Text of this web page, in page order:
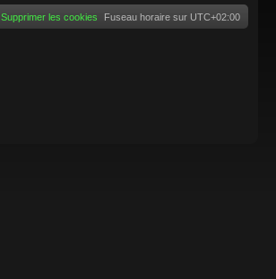
Fuseau horaire sur UTC+02:00
Supprimer les cookies